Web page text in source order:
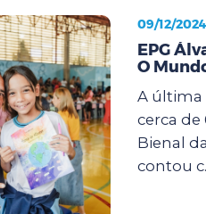
09/12/
EPG
O
A última
cerca
Bienal
contou